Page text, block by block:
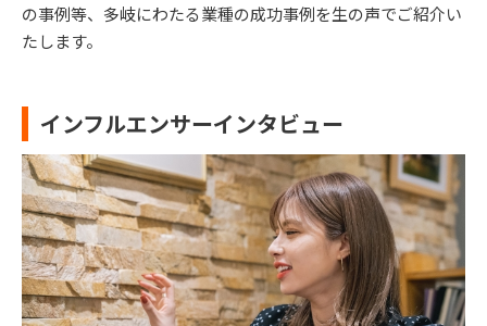
の事例等、多岐にわたる業種の成功事例を生の声でご紹介い
たします。
インフルエンサーインタビュー